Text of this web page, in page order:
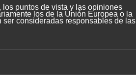
puntos de vista y las opiniones
los de la Unión Europea o la
consideradas responsables de las